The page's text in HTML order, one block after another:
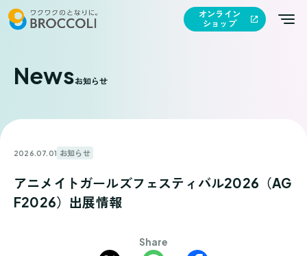
オンライン
ショップ
Newsお知らせ
2026.07.01 お知らせ
アニメイトガールズフェスティバル2026（AG
F2026）出展情報
Share